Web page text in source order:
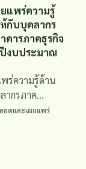
แพร่ความรู้
กับบุคลากร
คารภาคธุรกิจ
ปีงบประมาณ
ร่ความรู้ด้าน
ากรภาค
คธุรกิจ และ
าณ พ.ศ.
อดและเผยแพร่